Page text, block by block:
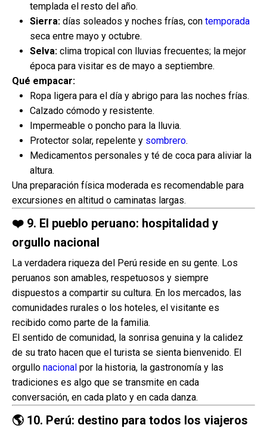
templada el resto del año.
Sierra: días soleados y noches frías, con temporada
seca entre mayo y octubre.
Selva: clima tropical con lluvias frecuentes; la mejor
época para visitar es de mayo a septiembre.
Qué empacar:
Ropa ligera para el día y abrigo para las noches frías.
Calzado cómodo y resistente.
Impermeable o poncho para la lluvia.
Protector solar, repelente y sombrero.
Medicamentos personales y té de coca para aliviar la
altura.
Una preparación física moderada es recomendable para
excursiones en altitud o caminatas largas.
❤️ 9. El pueblo peruano: hospitalidad y
orgullo nacional
La verdadera riqueza del Perú reside en su gente. Los
peruanos son amables, respetuosos y siempre
dispuestos a compartir su cultura. En los mercados, las
comunidades rurales o los hoteles, el visitante es
recibido como parte de la familia.
El sentido de comunidad, la sonrisa genuina y la calidez
de su trato hacen que el turista se sienta bienvenido. El
orgullo nacional por la historia, la gastronomía y las
tradiciones es algo que se transmite en cada
conversación, en cada plato y en cada danza.
🌎 10. Perú: destino para todos los viajeros